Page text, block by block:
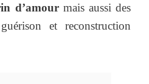
d’amourmais aussi des
et reconstruction